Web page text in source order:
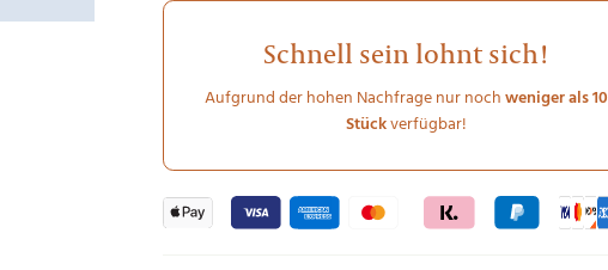
Schnell sein lohnt sich!
Aufgrund der hohen Nachfrage nur nochweniger als 10
Stückverfügbar!